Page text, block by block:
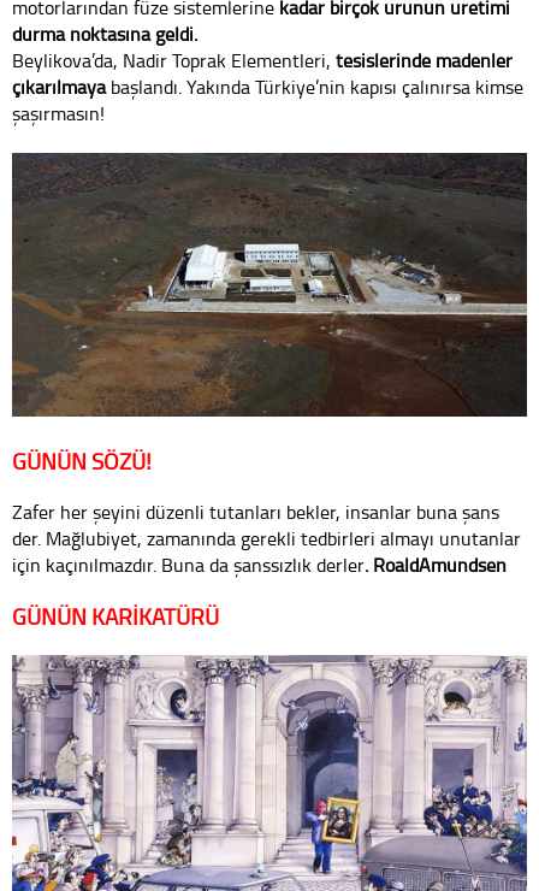
motorlarından füze sistemlerine kadar birçok ürünün üretimi
durma noktasına geldi.
Beylikova’da, Nadir Toprak Elementleri, tesislerinde madenler
çıkarılmayabaşlandı. Yakında Türkiye’nin kapısı çalınırsa kimse
şaşırmasın!
GÜNÜN SÖZÜ!
Zafer her şeyini düzenli tutanları bekler, insanlar buna şans
der. Mağlubiyet, zamanında gerekli tedbirleri almayı unutanlar
için kaçınılmazdır. Buna da şanssızlık derler. RoaldAmundsen
GÜNÜN KARİKATÜRÜ